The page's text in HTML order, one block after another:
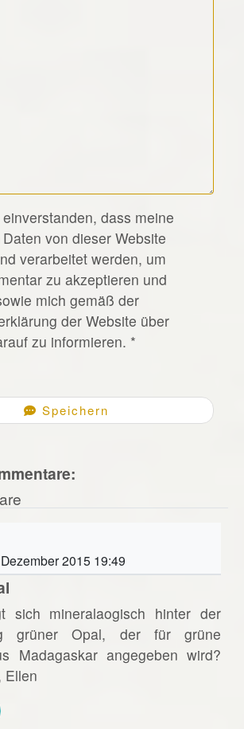
dass meine
von dieser Website
verarbeitet werden, um
zu akzeptieren und
mich gemäß der
der Website über
zu informieren. *
Speichern
2015 19:49
sich mineralaogisch hinter der
grüner Opal, der für grüne
Madagaskar angegeben wird?
Ellen